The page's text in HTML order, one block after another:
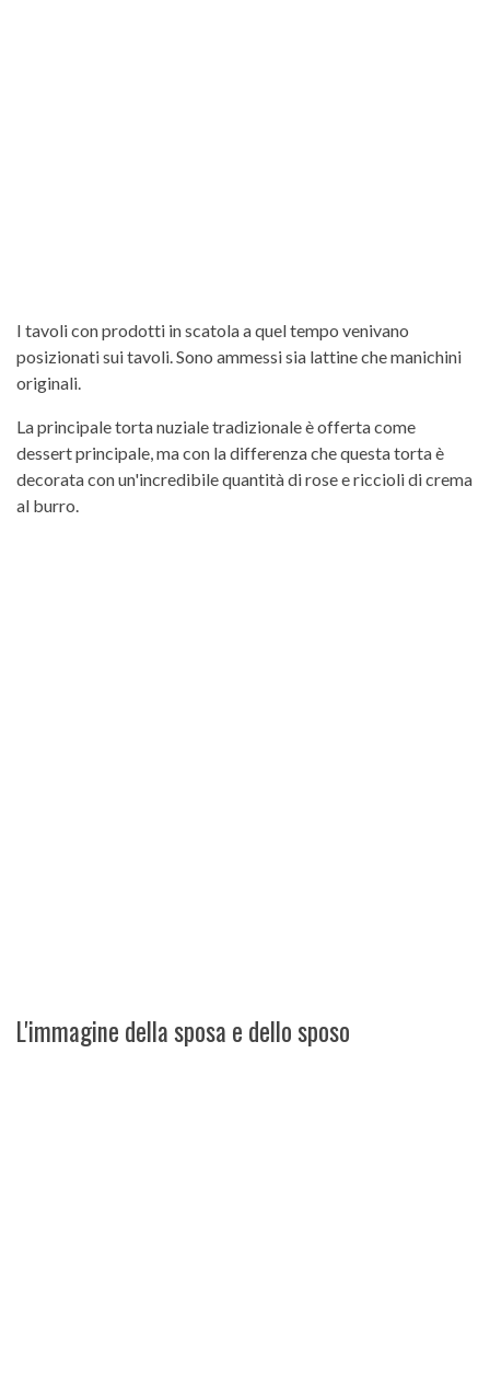
I tavoli con prodotti in scatola a quel tempo venivano
posizionati sui tavoli. Sono ammessi sia lattine che manichini
originali.
La principale torta nuziale tradizionale è offerta come
dessert principale, ma con la differenza che questa torta è
decorata con un'incredibile quantità di rose e riccioli di crema
al burro.
L'immagine della sposa e dello sposo